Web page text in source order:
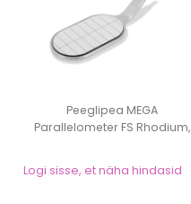
Peeglipea MEGA
Parallelometer FS Rhodium,
Logi sisse, et näha hindasid